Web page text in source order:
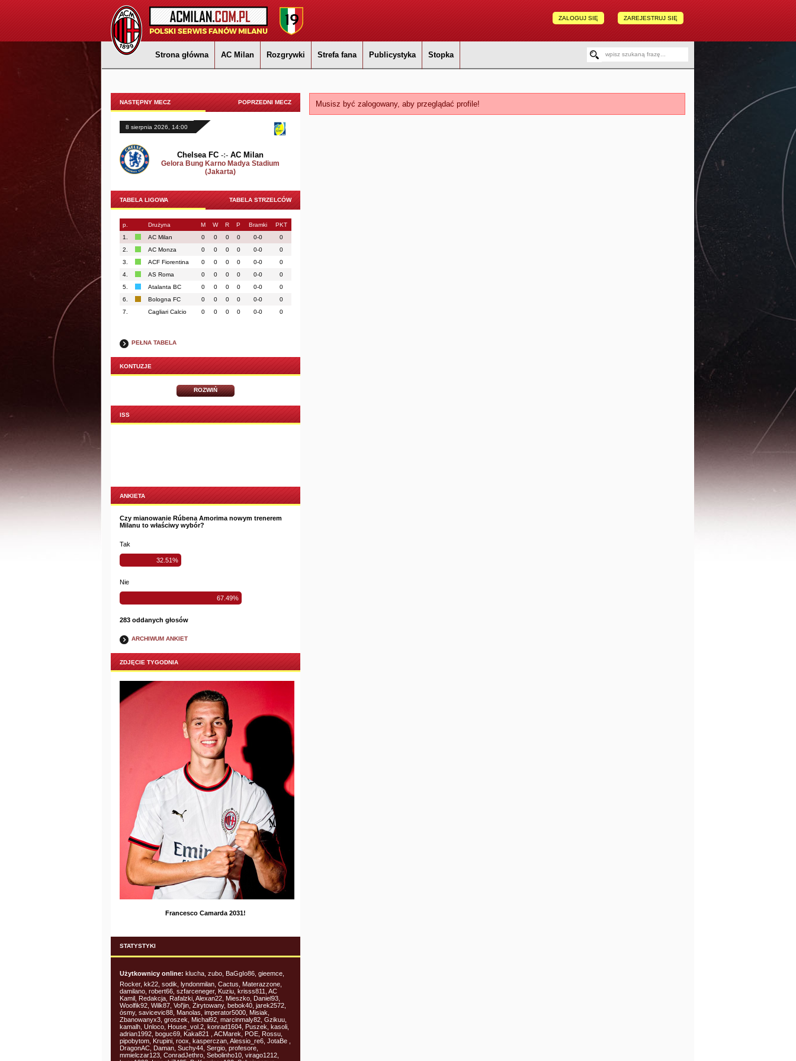
ZAREJESTRUJ SIĘ
ZALOGUJ SIĘ
Strona główna AC Milan Rozgrywki Strefa fana Publicystyka Stopka
NASTĘPNY MECZ POPRZEDNI MECZ
8 sierpnia 2026, 14:00
Chelsea FC -:- AC Milan
Gelora Bung Karno Madya Stadium
(Jakarta)
TABELA LIGOWA TABELA STRZELCÓW
p. Drużyna M W R P Bramki
PKT
1.
AC Milan 0 0 0 0 0-0
0
2.
AC Monza 0 0 0 0 0-0
0
3.
ACF Fiorentina 0 0 0 0 0-0
0
4.
AS Roma 0 0 0 0 0-0
0
5.
Atalanta BC 0 0 0 0 0-0
0
6.
Bologna FC 0 0 0 0 0-0
0
7.
Cagliari Calcio 0 0 0 0 0-0 0
PEŁNA TABELA
KONTUZJE
ROZWIŃ
ISS
ANKIETA
Czy mianowanie Rúbena Amorima nowym trenerem
Milanu to właściwy wybór?
Tak
32.51%
Nie
67.49%
283 oddanych głosów
ARCHIWUM ANKIET
ZDJĘCIE TYGODNIA
Francesco Camarda 2031!
STATYSTYKI
Użytkownicy online: klucha, zubo, BaGgIo86, gieemce,
Rocker, kk22, sodik, lyndonmilan, Cactus, Materazzone,
damilano, robert66, szfarceneger, Kuziu, krisss811, AC
Kamil, Redakcja, Rafalzki, Alexan22, Mieszko, Daniel93,
Woolfik92, Wilk87, Vol'jin, Zirytowany, bebok40, jarek2572,
ósmy, savicevic88, Manolas, imperator5000, Misiak,
Zbanowanyx3, groszek, Michał92, marcinmaly82, Gzikuu,
kamalh, Unloco, House_vol.2, konrad1604, Puszek, kasoli,
adrian1992, boguc69, Kaka821 , ACMarek, POE, Rossu,
pipobytom, Krupini, roox, kasperczan, Alessio_re6, JotaBe ,
DragonAC, Daman, Suchy44, Sergio, profesore,
mmielczar123, ConradJethro, Sebolinho10, virago1212,
Musisz być zalogowany, aby przeglądać profile!